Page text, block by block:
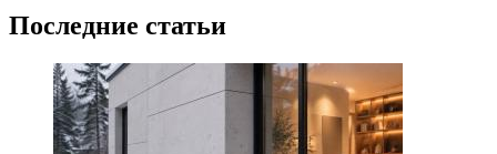
Последние статьи